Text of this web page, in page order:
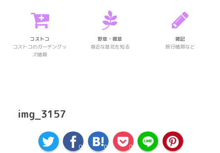
コストコ
コストコのガーデングッ
ズ情報
野草・雑草
身近な草花を知る
雑記
旅行情報など
img_3157
0 0 0